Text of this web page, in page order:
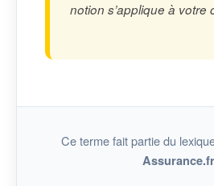
notion s’applique à votre
Ce terme fait partie du
Assurance.fr